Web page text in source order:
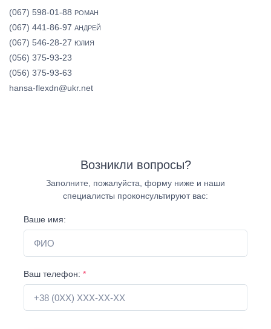
(067) 598-01-88 РОМАН
(067) 441-86-97 АНДРЕЙ
(067) 546-28-27 ЮЛИЯ
(056) 375-93-23
(056) 375-93-63
hansa-flexdn@ukr.net
Возникли вопросы?
Заполните, пожалуйста, форму ниже и наши
специалисты проконсультируют вас:
Ваше имя:
Ваш телефон: *